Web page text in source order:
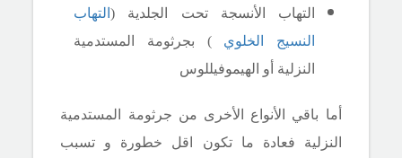
التهاب الأنسجة تحت الجلدية (التهاب
النسيج الخلوي ) بجرثومة المستدمية
النزلية أو الهيموفيللوس
أما باقي الأنواع الأخرى من جرثومة المستدمية
النزلية فعادة ما تكون اقل خطورة و تسبب